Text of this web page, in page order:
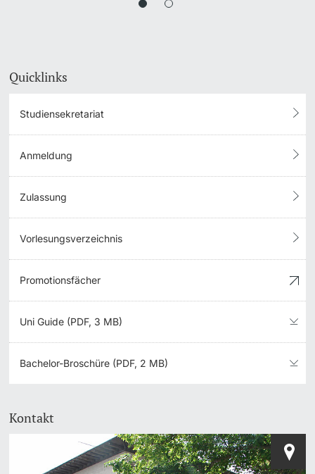
Quicklinks
Studiensekretariat
Anmeldung
Zulassung
Vorlesungsverzeichnis
Promotionsfächer
Uni Guide (PDF, 3 MB)
Bachelor-Broschüre (PDF, 2 MB)
Kontakt